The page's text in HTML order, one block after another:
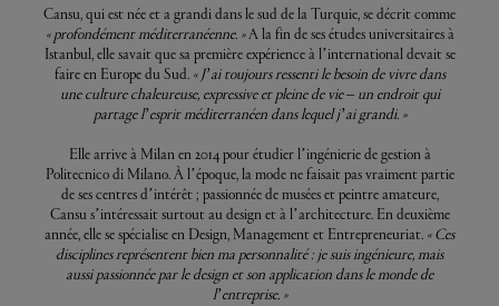
Cansu, qui est née et a grandi dans le sud de la Turquie, se décrit comme
« profondément méditerranéenne. »A la fin de ses études universitaires à
Istanbul, elle savait que sa première expérience à l’international devait se
faire en Europe du Sud. « J’ai toujours ressenti le besoin de vivre dans
une culture chaleureuse, expressive et pleine de vie – un endroit qui
partage l’esprit méditerranéen dans lequel j’ai grandi. »
Elle arrive à Milan en 2014 pour étudier l’ingénierie de gestion à
Politecnico di Milano. À l’époque, la mode ne faisait pas vraiment partie
de ses centres d’intérêt ; passionnée de musées et peintre amateure,
Cansu s’intéressait surtout au design et à l’architecture. En deuxième
année, elle se spécialise en Design, Management et Entrepreneuriat. « Ces
disciplines représentent bien ma personnalité : je suis ingénieure, mais
aussi passionnée par le design et son application dans le monde de
l’entreprise. »